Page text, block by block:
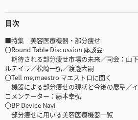
目次
■特集 美容医療機器・部分痩せ
〇Round Table Discussion 座談会
期待される部分痩せ市場の未来／司会：山
ルテイラ／松崎一弘／渡邊大嗣
〇Tell me,maestro マエストロに聞く
機器による部分痩せの現状と今後の展望／
コメンテーター：藤本幸弘
〇BP Device Navi
部分痩せに用いる美容医療機器一覧